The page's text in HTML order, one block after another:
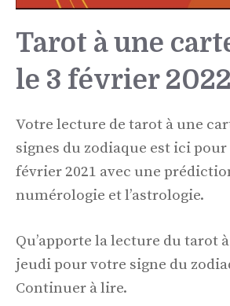
Tarot à une
le 3 février 2022
Votre lecture de tarot à une
signes du zodiaque est ici
février 2021 avec une
numérologie et l’astrologie.
Qu’apporte la lecture du tarot
jeudi pour votre signe du
Continuer à lire.